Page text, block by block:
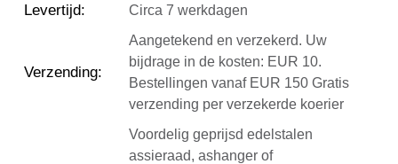
Levertijd: Circa 7 werkdagen
Verzending:
Aangetekend en verzekerd. Uw
bijdrage in de kosten: EUR 10.
Bestellingen vanaf EUR 150 Gratis
verzending per verzekerde koerier
Voordelig geprijsd edelstalen
assieraad, ashanger of